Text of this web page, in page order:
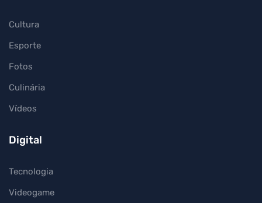
Cultura
Esporte
Fotos
Culinária
Vídeos
Digital
Tecnologia
Videogame